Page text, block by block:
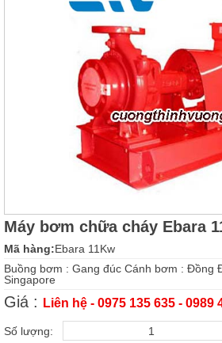
Máy bơm chữa cháy Ebara
Mã hàng:Ebara 11Kw
Buồng bơm : Gang đúc Cánh bơm : Đồng
Singapore
Giá : Liên hệ - 0975 135 635 - 0989
Số lượng: